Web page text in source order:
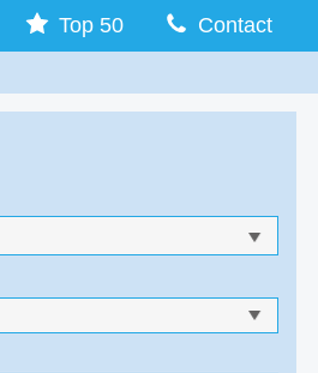
Top 50 Contact